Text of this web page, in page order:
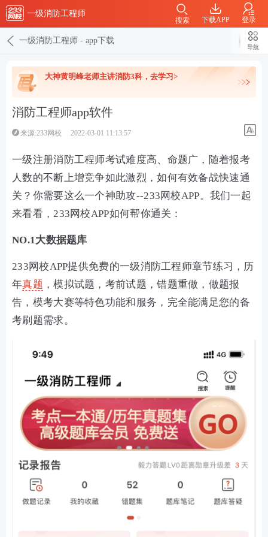
一级消防工程师
下载APP 登录
搜索
一级消防工程师 - app下载
导航
大神黄明峰老师主讲消防3科，去学习>
消防工程师app软件
来源:233网校 2022-03-01 11:13:57
一级注册消防工程师考试难度高、命题广，随着报考
人数的不断上增竞争如此激烈，如何有效备战快速通
关？你需要这么一个神助攻--233网校APP。我们一起
来看看，233网校APP如何帮你通关：
NO.1大数据题库
233网校APP提供免费的一级消防工程师章节练习，历
年真题 ，模拟试题，考前试题，错题重做，做题报
告，模考大赛等特色功能和服务，完全能满足您的备
考刷题需求。